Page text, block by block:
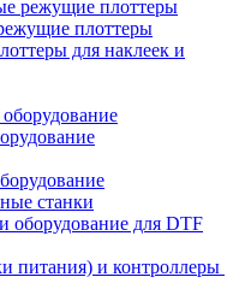
режущие плоттеры
плоттеры
для наклеек и
станки
оборудование для DTF
питания) и контроллеры